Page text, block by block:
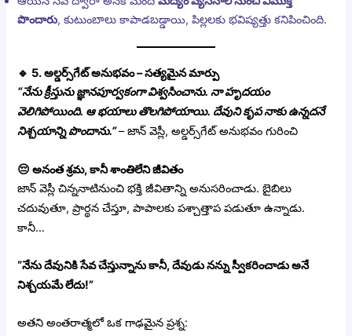
పొందారు, కుటుంబాలు కాపాడబడ్డాయి, పిల్లలకు భవిష్యత్తు కనిపించింది.
🔹 5. అల్డర్స్‌గేట్ అనుభవం – సత్యమైన మార్పు
“నేను క్రీస్తును జ్ఞానపూర్వకంగా విశ్వసించాను. నా హృదయం
వెలిగిపోయింది. ఆ భయాలు తొలగిపోయాయి. దేవుని కృప నాకు ఉన్నదనే
నిశ్చయాన్ని పొందాను.”– జాన్ వెస్లీ, అల్డర్స్‌గేట్ అనుభవం గురించి
😔అనంత శ్రమ, కానీ శాంతిలేని జీవితం
జాన్ వెస్లీ చిన్ననాటినుంచి భక్తి జీవితాన్ని అనుసరించాడు. బైబిలు
చదువుతూ, ప్రార్థన చేస్తూ, పాపాలకు పశ్చాత్తాప పడుతూ ఉన్నాడు.
కానీ…
“నేను దేవునికి సేవ చేస్తున్నాను కానీ, దేవుడు నన్ను స్వీకరించాడు అనే
నిశ్చయమే లేదు!”
అతని అంతరాత్మలో ఒక గాఢమైన ప్రశ్న: